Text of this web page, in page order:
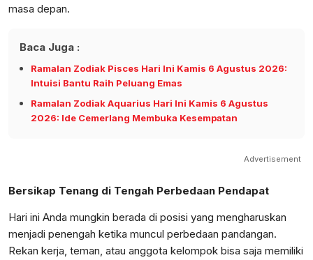
masa depan.
Baca Juga :
Ramalan Zodiak Pisces Hari Ini Kamis 6 Agustus 2026:
Intuisi Bantu Raih Peluang Emas
Ramalan Zodiak Aquarius Hari Ini Kamis 6 Agustus
2026: Ide Cemerlang Membuka Kesempatan
Advertisement
Bersikap Tenang di Tengah Perbedaan Pendapat
Hari ini Anda mungkin berada di posisi yang mengharuskan
menjadi penengah ketika muncul perbedaan pandangan.
Rekan kerja, teman, atau anggota kelompok bisa saja memiliki